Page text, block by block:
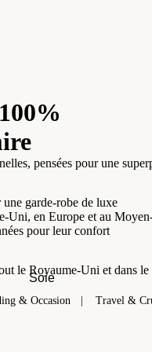
Soie
pensées pour une
garde-robe de luxe
Uni, en Europe et au
pour leur confort
le Royaume-Uni et dans le
& Occasion Travel &